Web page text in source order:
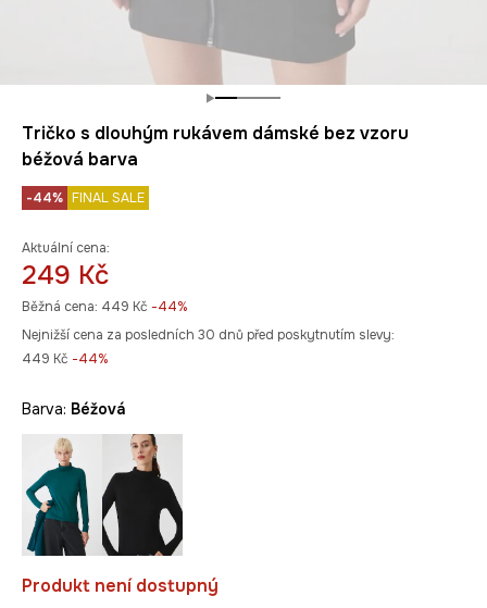
Tričko s dlouhým rukávem dámské bez vzoru
béžová barva
-44% FINAL SALE
Aktuální cena:
249 Kč
Běžná cena: 449 Kč -44%
Nejnižší cena za posledních 30 dnů před poskytnutím slevy:
449 Kč -44%
Barva: béžová
Produkt není dostupný